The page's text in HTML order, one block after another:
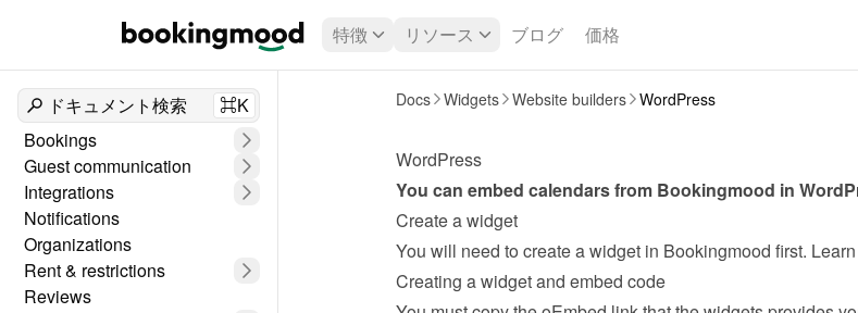
特徴 リソース ブログ 価格
ドキュメント検索
⌘K
Bookings
Guest communication
Integrations
Notifications
Organizations
Rent & restrictions
Reviews
Docs Widgets Website builders WordPress
WordPress
You can embed calendars from Bookingmood in
Create a widget
Creating a widget and embed code